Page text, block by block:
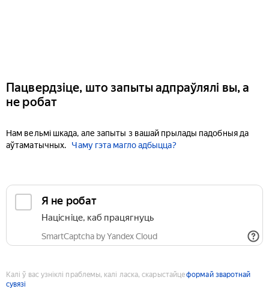
Пацвердзіце, што запыты адпраўлялі вы, а
не робат
Нам вельмі шкада, але запыты з вашай прылады падобныя да
аўтаматычных.
Чаму гэта магло адбыцца?
Я не робат
Націсніце, каб працягнуць
SmartCaptcha by Yandex Cloud
Калі ў вас узніклі праблемы, калі ласка, скарыстайцеформай зваротнай
сувязі